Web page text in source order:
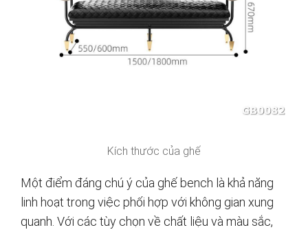
Kích thước của ghế
Một điểm đáng chú ý của ghế bench là khả năng
linh hoạt trong việc phối hợp với không gian xung
quanh. Với các tùy chọn về chất liệu và màu sắc,